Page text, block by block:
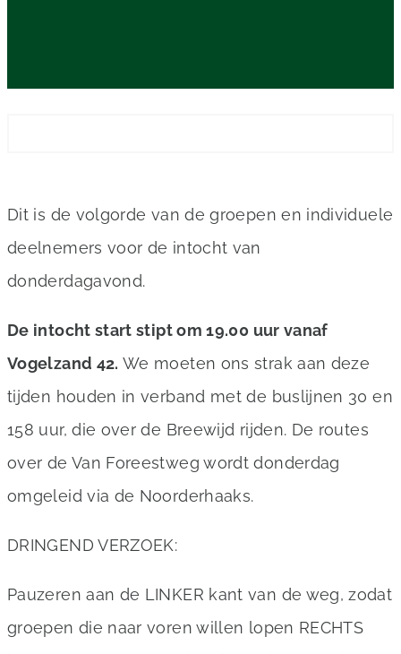
Dit is de volgorde van de groepen en individuele
deelnemers voor de intocht van
donderdagavond.
De intocht start stipt om 19.00 uur vanaf
Vogelzand 42. We moeten ons strak aan deze
tijden houden in verband met de buslijnen 30 en
158 uur, die over de Breewijd rijden. De routes
over de Van Foreestweg wordt donderdag
omgeleid via de Noorderhaaks.
DRINGEND VERZOEK:
Pauzeren aan de LINKER kant van de weg, zodat
groepen die naar voren willen lopen RECHTS